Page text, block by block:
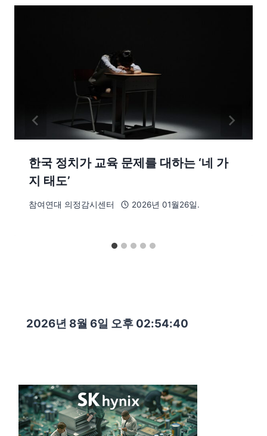
한국 정치가 교육 문제를 대하는 ‘네 가
지 태도’
참여연대 의정감시센터 2026년 01월26일.
2026년 8월 6일 오후 02:54:41